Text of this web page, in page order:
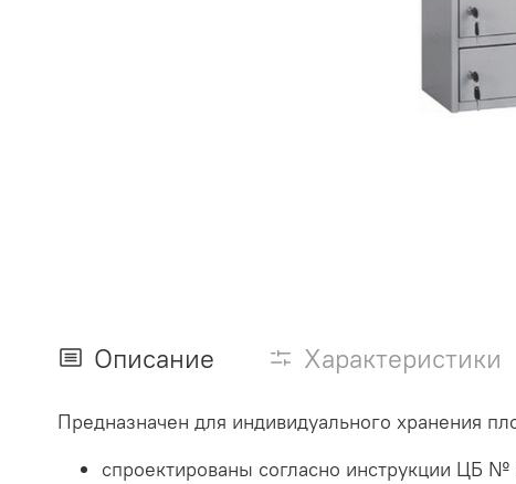
Описание Характеристики
Предназначен для индивидуального хранения
спроектированы согласно инструкции ЦБ №